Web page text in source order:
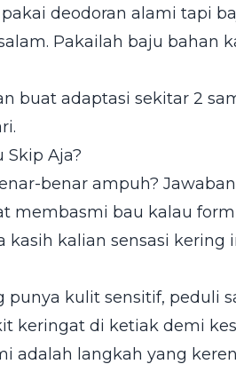
deodoran alami tapi
Pakailah baju bahan
buat adaptasi sekitar 2
Skip Aja?
benar ampuh?
membasmi bau kalau
kasih kalian sensasi kering
punya kulit sensitif, peduli
keringat di ketiak demi
adalah langkah yang